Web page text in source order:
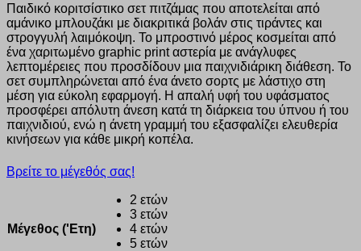
was:
€10.00.
τιμή
είναι:
€8.00.
Παιδικό κοριτσίστικο σετ πιτζάμας που αποτελείται από
αμάνικο μπλουζάκι με διακριτικά βολάν στις τιράντες και
στρογγυλή λαιμόκοψη. Το μπροστινό μέρος κοσμείται από
ένα χαριτωμένο graphic print αστερία με ανάγλυφες
λεπτομέρειες που προσδίδουν μια παιχνιδιάρικη διάθεση. Το
σετ συμπληρώνεται από ένα άνετο σορτς με λάστιχο στη
μέση για εύκολη εφαρμογή. Η απαλή υφή του υφάσματος
προσφέρει απόλυτη άνεση κατά τη διάρκεια του ύπνου ή του
παιχνιδιού, ενώ η άνετη γραμμή του εξασφαλίζει ελευθερία
κινήσεων για κάθε μικρή κοπέλα.
Βρείτε το μέγεθός σας!
Μέγεθος ('Ετη)
2 ετών
3 ετών
4 ετών
5 ετών